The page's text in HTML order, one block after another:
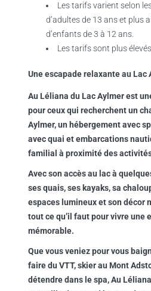
Les tarifs varient selon
d’adultes de 13 ans et plus
d’enfants de 3 à 12 ans.
Les tarifs sont plus
Une escapade relaxante au Lac
Au Léliana du Lac Aylmer est
pour ceux qui recherchent un
Aylmer, un hébergement avec
avec quai et embarcations
familial à proximité des
Avec son accès au lac à
ses quais, ses kayaks, sa
espaces lumineux et son décor
tout ce qu’il faut pour vivre une
mémorable.
Que vous veniez pour vous
faire du VTT, skier au Mont
détendre dans le spa, Au